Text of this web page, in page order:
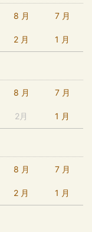
8 月 7 月
2 月 1 月
8 月 7 月
2月 1 月
8 月 7 月
2 月 1 月